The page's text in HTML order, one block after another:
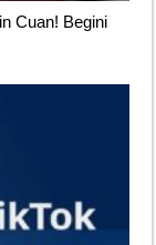
Cuan! Begini